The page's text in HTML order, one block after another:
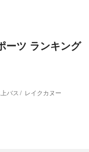
ーツ ランキング
バス
レイクカヌー